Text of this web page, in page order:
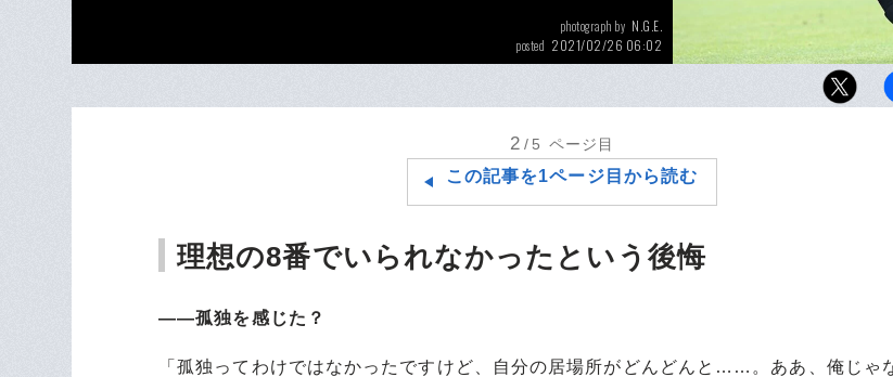
photograph by N.G.E.
posted 2021/02/26 06:02
グランパスでも8番を身にまとう
2 /5 ページ目
この記事を1ページ目から読む
理想の8番でいられなかったという後悔
――孤独を感じた？
「孤独ってわけではなかったですけど、自分の居場所がどんどんと……。ああ、俺じゃ